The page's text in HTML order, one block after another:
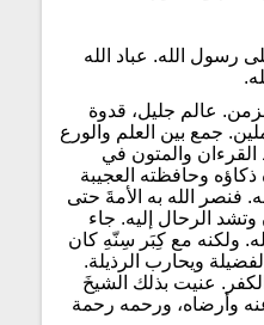
رسول الله. عباد الله
عالم جليل، قدوة
جمع بين العلم والورع
القرءان والمتون في
وحافظته العجيبة
فنصر الله به الأمةَ حتى
وتشد الرحال إليه. جاء
ولكنه مع كِبَر سِنّهِ كان
ويحارب الرذيلة.
عنيت بذلك الشيخَ
وأرضاه، ورحمه رحمة